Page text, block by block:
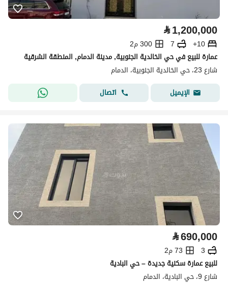
⃁1,200,000
10+
7
300 م2
عمارة للبيع في حي الخالدية الجنوبية, مدينة الدمام, المنطقة الشرقية
شارع 23، حي الخالدية الجنوبية، الدمام
الإيميل
اتصال
⃁690,000
3
73 م2
للبيع عمارة سكنية جديدة – حي البادية
شارع 9، حي البادية، الدمام